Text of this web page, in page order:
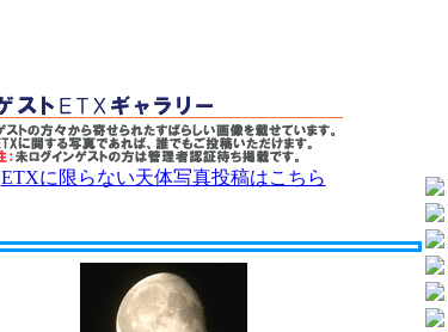
ETXに限らない天体写真投稿はこちら